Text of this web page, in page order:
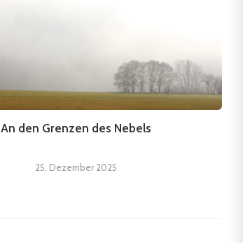
An den Grenzen des Nebels
25. Dezember 2025